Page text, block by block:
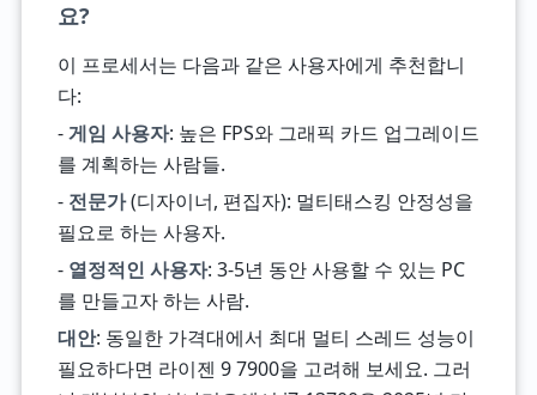
요?
이 프로세서는 다음과 같은 사용자에게 추천합니
다:
-게임 사용자: 높은 FPS와 그래픽 카드 업그레이드
를 계획하는 사람들.
- 전문가(디자이너, 편집자): 멀티태스킹 안정성을
필요로 하는 사용자.
- 열정적인 사용자: 3-5년 동안 사용할 수 있는 PC
를 만들고자 하는 사람.
대안: 동일한 가격대에서 최대 멀티 스레드 성능이
필요하다면 라이젠 9 7900을 고려해 보세요. 그러